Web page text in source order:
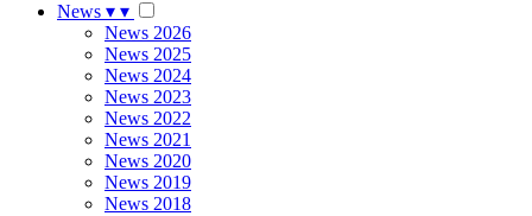
News ▾ ▾
News 2026
News 2025
News 2024
News 2023
News 2022
News 2021
News 2020
News 2019
News 2018